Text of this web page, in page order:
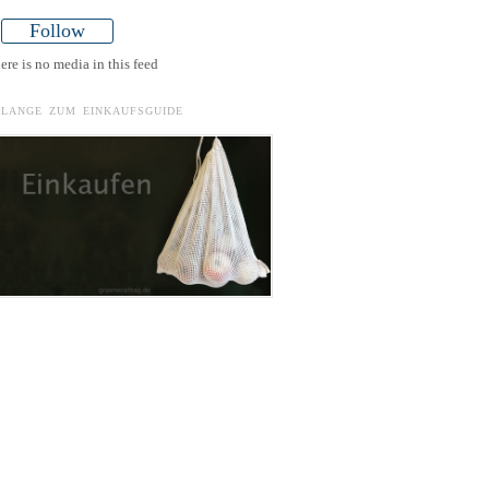
Follow
is no media in this feed
ZUM EINKAUFSGUIDE